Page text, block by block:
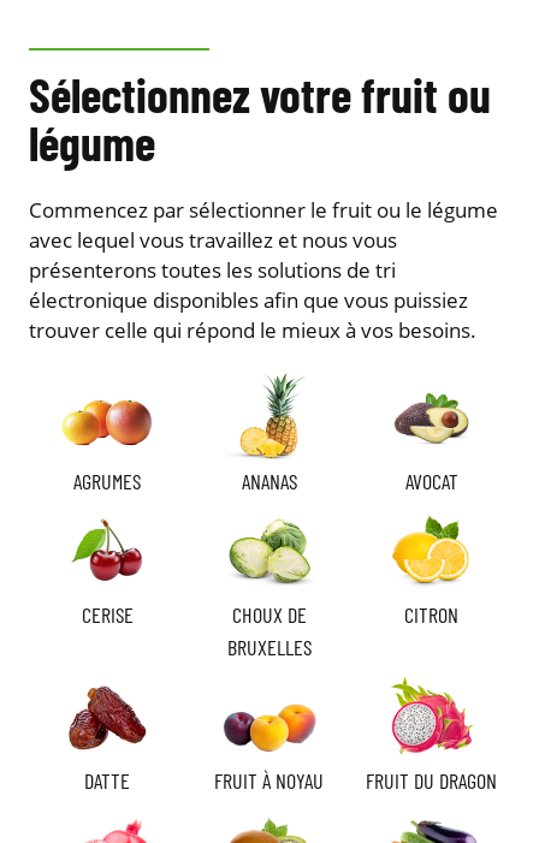
Sélectionnez votre fruit ou
légume
Commencez par sélectionner le fruit ou le légume
avec lequel vous travaillez et nous vous
présenterons toutes les solutions de tri
électronique disponibles afin que vous puissiez
trouver celle qui répond le mieux à vos besoins.
AGRUMES ANANAS AVOCAT
CERISE
CHOUX DE
BRUXELLES
CITRON
DATTE FRUIT À NOYAU FRUIT DU DRAGON